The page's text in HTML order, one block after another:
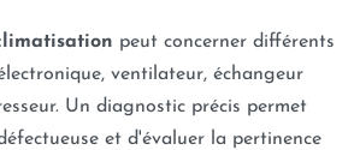
peut concerner différents
ventilateur, échangeur
Un diagnostic précis permet
et d'évaluer la pertinence